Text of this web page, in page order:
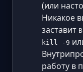
(или
Никакое
заставит
kill -9
работу в